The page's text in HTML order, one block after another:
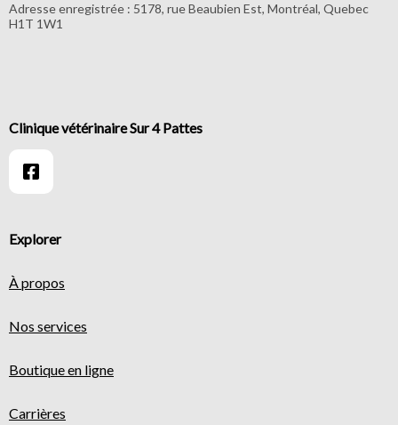
Adresse enregistrée : 5178, rue Beaubien Est, Montréal, Quebec
H1T 1W1
Explorer
À propos
Nos services
Boutique en ligne
Carrières
Clinique vétérinaire Sur 4 Pattes